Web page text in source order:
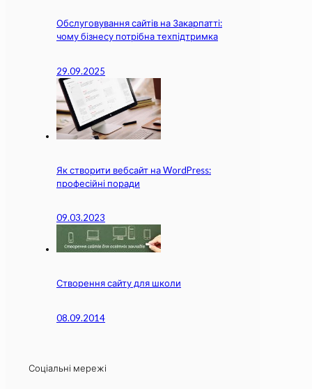
Обслуговування сайтів на Закарпатті:
чому бізнесу потрібна техпідтримка
29.09.2025
Як створити вебсайт на WordPress:
професійні поради
09.03.2023
Створення сайту для школи
08.09.2014
Соціальні мережі